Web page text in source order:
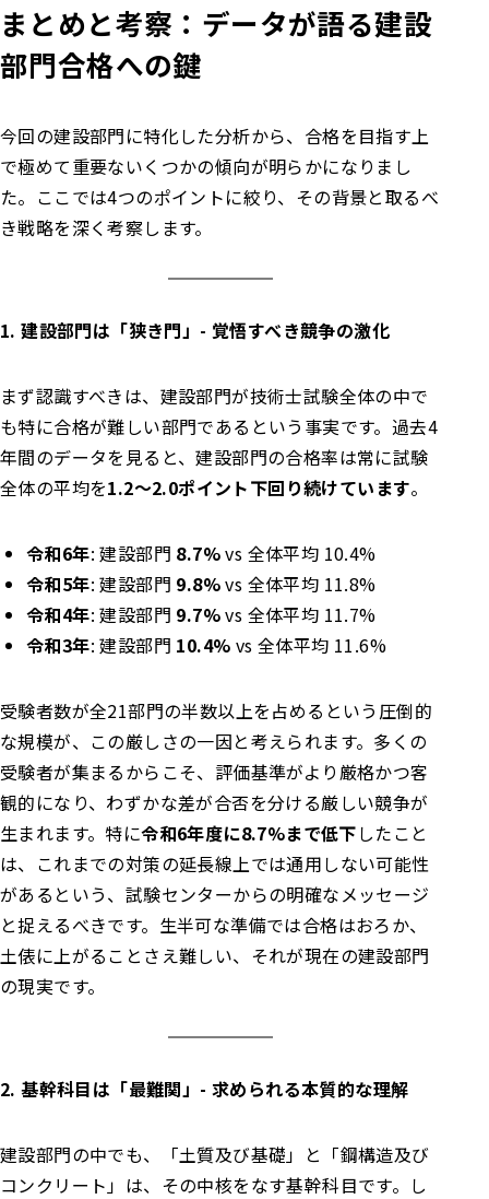
まとめと考察：データが語る建設
部門合格への鍵
今回の建設部門に特化した分析から、合格を目指す上
で極めて重要ないくつかの傾向が明らかになりまし
た。ここでは4つのポイントに絞り、その背景と取るべ
き戦略を深く考察します。
1. 建設部門は「狭き門」- 覚悟すべき競争の激化
まず認識すべきは、建設部門が技術士試験全体の中で
も特に合格が難しい部門であるという事実です。過去4
年間のデータを見ると、建設部門の合格率は常に試験
全体の平均を1.2〜2.0ポイント下回り続けています。
令和6年: 建設部門 8.7%vs 全体平均 10.4%
令和5年: 建設部門 9.8%vs 全体平均 11.8%
令和4年: 建設部門 9.7%vs 全体平均 11.7%
令和3年: 建設部門 10.4% vs 全体平均 11.6%
受験者数が全21部門の半数以上を占めるという圧倒的
な規模が、この厳しさの一因と考えられます。多くの
受験者が集まるからこそ、評価基準がより厳格かつ客
観的になり、わずかな差が合否を分ける厳しい競争が
生まれます。特に令和6年度に8.7%まで低下したこと
は、これまでの対策の延長線上では通用しない可能性
があるという、試験センターからの明確なメッセージ
と捉えるべきです。生半可な準備では合格はおろか、
土俵に上がることさえ難しい、それが現在の建設部門
の現実です。
2. 基幹科目は「最難関」- 求められる本質的な理解
建設部門の中でも、「土質及び基礎」と「鋼構造及び
コンクリート」は、その中核をなす基幹科目です。し